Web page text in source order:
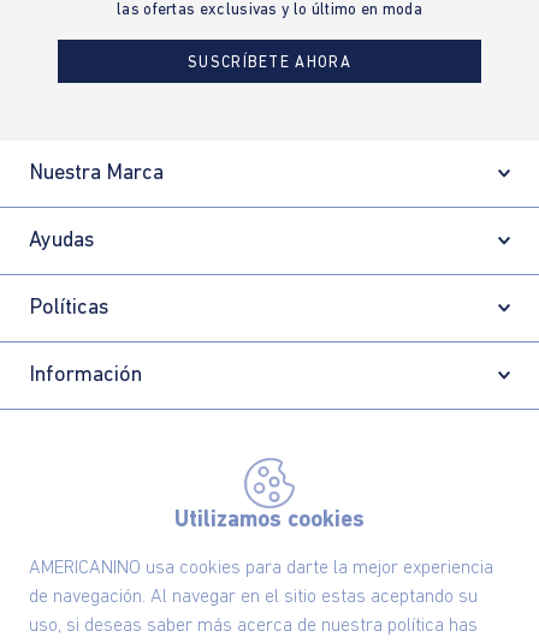
Utilizamos cookies
AMERICANINO usa cookies para darte la mejor experiencia
de navegación. Al navegar en el sitio estas aceptando su
uso, si deseas saber más acerca de nuestra política has
las ofertas exclusivas y lo último en moda
SUSCRÍBETE AHORA
Nuestra Marca
Ayudas
Políticas
Información